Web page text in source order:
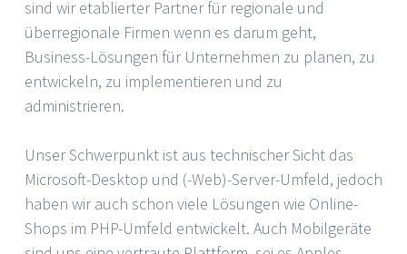
sind wir etablierter Partner für regionale und
überregionale Firmen wenn es darum geht,
Business-Lösungen für Unternehmen zu planen, zu
entwickeln, zu implementieren und zu
administrieren.
Unser Schwerpunkt ist aus technischer Sicht das
Microsoft-Desktop und (-Web)-Server-Umfeld, jedoch
haben wir auch schon viele Lösungen wie Online-
Shops im PHP-Umfeld entwickelt. Auch Mobilgeräte